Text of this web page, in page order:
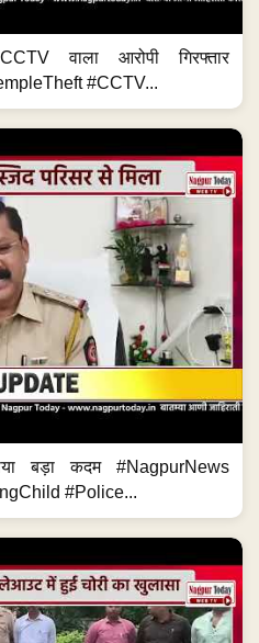
वाला आरोपी गिरफ्तार
#CCTV...
बड़ा कदम #NagpurNews
#Police...